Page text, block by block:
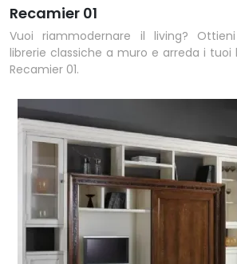
Recamier 01
Vuoi riammodernare il living?
librerie classiche a muro e arreda i tuoi
Recamier 01.